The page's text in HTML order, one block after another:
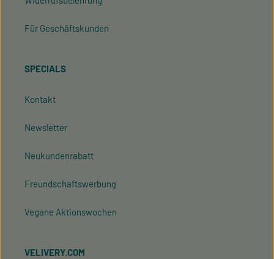
Für Geschäftskunden
SPECIALS
Kontakt
Newsletter
Neukundenrabatt
Freundschaftswerbung
Vegane Aktionswochen
VELIVERY.COM